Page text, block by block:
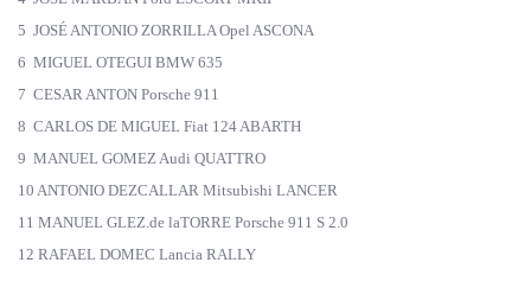
5 JOSÉ ANTONIO ZORRILLA Opel ASCONA
6 MIGUEL OTEGUI BMW 635
7 CESAR ANTON Porsche 911
8 CARLOS DE MIGUEL Fiat 124 ABARTH
9 MANUEL GOMEZ Audi QUATTRO
10 ANTONIO DEZCALLAR Mitsubishi LANCER
11 MANUEL GLEZ.de laTORRE Porsche 911 S 2.0
12 RAFAEL DOMEC Lancia RALLY